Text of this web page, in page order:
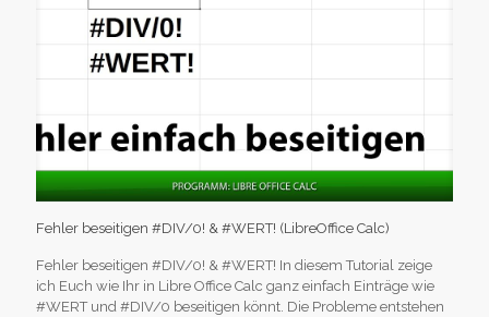
Fehler beseitigen #DIV/0! & #WERT! (LibreOffice Calc)
Fehler beseitigen #DIV/0! & #WERT! In diesem Tutorial zeige
ich Euch wie Ihr in Libre Office Calc ganz einfach Einträge wie
#WERT und #DIV/0 beseitigen könnt. Die Probleme entstehen